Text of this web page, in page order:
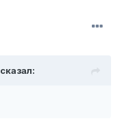
сказал: